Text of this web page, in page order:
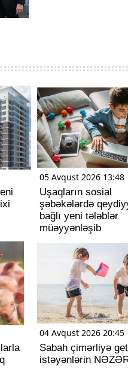
05 Avqust 2026 13:48
Uşaqların sosial
şəbəkələrdə
bağlı yeni tələblər
müəyyənləşib
04 Avqust 2026 20:45
Sabah çimərliyə
istəyənlərin